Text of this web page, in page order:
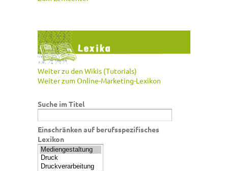
Weiter zu den Wikis (Tutorials)
Weiter zum Online-Marketing-Lexikon
Suche im Titel
Einschränken auf berufsspezifisches
Lexikon